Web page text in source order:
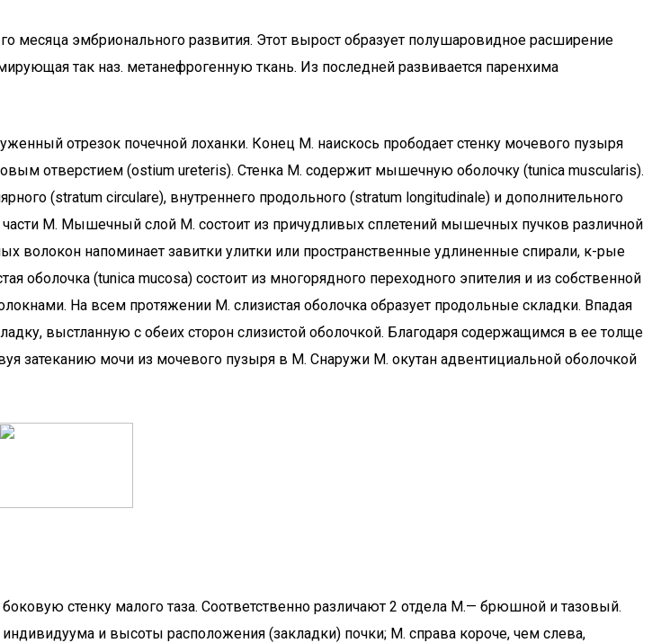
месяца эмбрионального развития. Этот вырост образует полушаровидное расширение
так наз. метанефрогенную ткань. Из последней развивается паренхима
отрезок почечной лоханки. Конец М. наискось прободает стенку мочевого пузыря
отверстием (ostium ureteris). Стенка М. содержит мышечную оболочку (tunica muscularis).
(stratum circulare), внутреннего продольного (stratum longitudinale) и дополнительного
М. Мышечный слой М. состоит из причудливых сплетений мышечных пучков различной
напоминает завитки улитки или пространственные удлиненные спирали, к-рые
оболочка (tunica mucosa) состоит из многорядного переходного эпителия и из собственной
На всем протяжении М. слизистая оболочка образует продольные складки. Впадая
выстланную с обеих сторон слизистой оболочкой. Благодаря содержащимся в ее толще
затеканию мочи из мочевого пузыря в М. Снаружи М. окутан адвентициальной оболочкой
стенку малого таза. Соответственно различают 2 отдела М.— брюшной и тазовый.
и высоты расположения (закладки) почки; М. справа короче, чем слева,